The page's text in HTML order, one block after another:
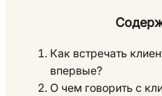
Как встречать
впервые?
О чем говорить с